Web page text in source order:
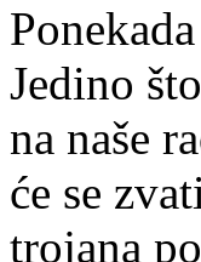
Jedino
na naše
će se
trojana